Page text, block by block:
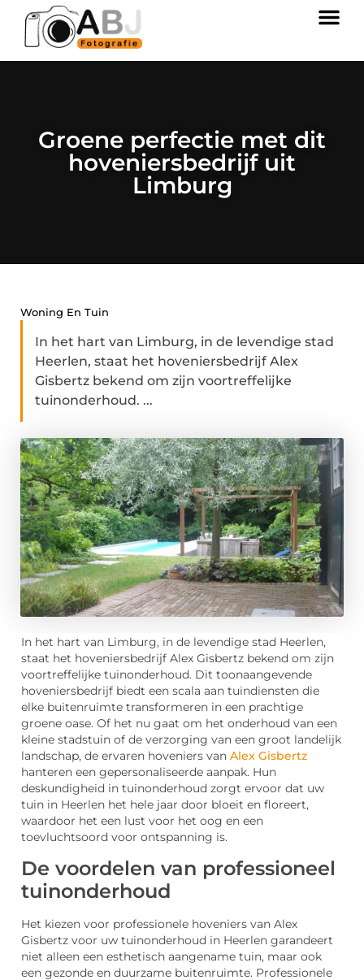
Groene perfectie met dit
hoveniersbedrijf uit
Limburg
Woning En Tuin
In het hart van Limburg, in de levendige stad
Heerlen, staat het hoveniersbedrijf Alex
Gisbertz bekend om zijn voortreffelijke
tuinonderhoud. ...
In het hart van Limburg, in de levendige stad Heerlen,
staat het hoveniersbedrijf Alex Gisbertz bekend om zijn
voortreffelijke tuinonderhoud. Dit toonaangevende
hoveniersbedrijf biedt een scala aan tuindiensten die
elke buitenruimte transformeren in een prachtige
groene oase. Of het nu gaat om het onderhoud van een
kleine stadstuin of de verzorging van een groot landelijk
landschap, de ervaren hoveniers van Alex Gisbertz
hanteren een gepersonaliseerde aanpak. Hun
deskundigheid in tuinonderhoud zorgt ervoor dat uw
tuin in Heerlen het hele jaar door bloeit en floreert,
waardoor het een lust voor het oog en een
toevluchtsoord voor ontspanning is.
De voordelen van professioneel
tuinonderhoud
Het kiezen voor professionele hoveniers van Alex
Gisbertz voor uw tuinonderhoud in Heerlen garandeert
niet alleen een esthetisch aangename tuin, maar ook
een gezonde en duurzame buitenruimte. Professionele